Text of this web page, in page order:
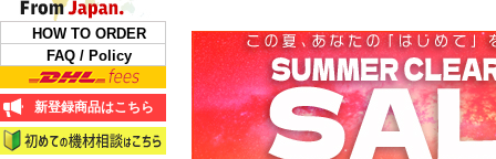
HOW TO ORDER
FAQ / Policy
新登録商品はこちら